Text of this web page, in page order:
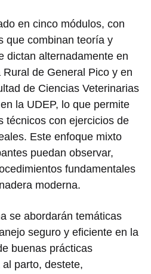
en cinco módulos, con
que combinan teoría y
dictan alternadamente en
Rural de General Pico y en
de Ciencias Veterinarias
la UDEP, lo que permite
técnicos con ejercicios de
Este enfoque mixto
puedan observar,
fundamentales
moderna.
se abordarán temáticas
seguro y eficiente en la
buenas prácticas
parto, destete,